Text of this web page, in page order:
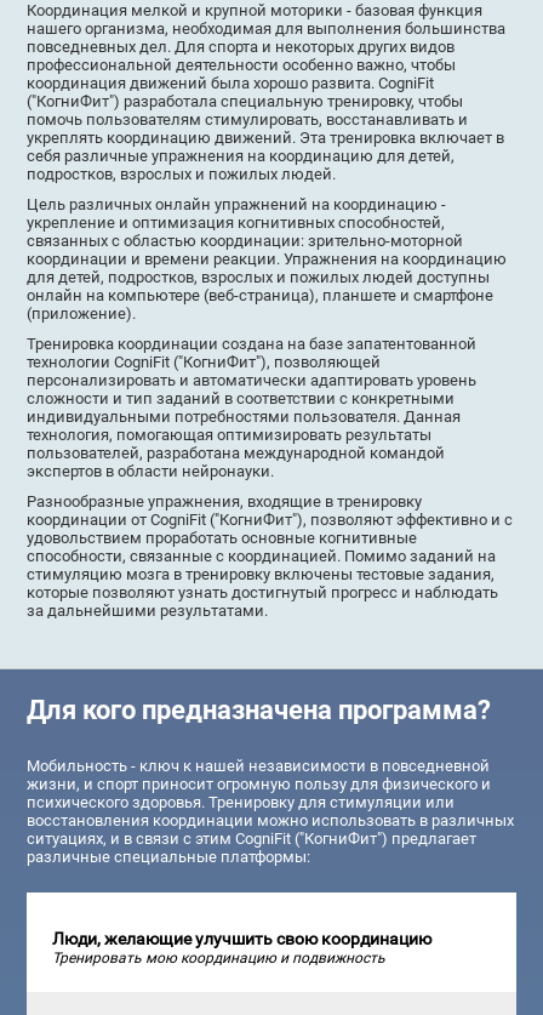
Координация мелкой и крупной моторики - базовая функция
нашего организма, необходимая для выполнения большинства
повседневных дел. Для спорта и некоторых других видов
профессиональной деятельности особенно важно, чтобы
координация движений была хорошо развита. CogniFit
("КогниФит") разработала специальную тренировку, чтобы
помочь пользователям стимулировать, восстанавливать и
укреплять координацию движений. Эта тренировка включает в
себя различные упражнения на координацию для детей,
подростков, взрослых и пожилых людей.
Цель различных онлайн упражнений на координацию -
укрепление и оптимизация когнитивных способностей,
связанных с областью координации: зрительно-моторной
координации и времени реакции. Упражнения на координацию
для детей, подростков, взрослых и пожилых людей доступны
онлайн на компьютере (веб-страница), планшете и смартфоне
(приложение).
Тренировка координации создана на базе запатентованной
технологии CogniFit ("КогниФит"), позволяющей
персонализировать и автоматически адаптировать уровень
сложности и тип заданий в соответствии с конкретными
индивидуальными потребностями пользователя. Данная
технология, помогающая оптимизировать результаты
пользователей, разработана международной командой
экспертов в области нейронауки.
Разнообразные упражнения, входящие в тренировку
координации от CogniFit ("КогниФит"), позволяют эффективно и с
удовольствием проработать основные когнитивные
способности, связанные с координацией. Помимо заданий на
стимуляцию мозга в тренировку включены тестовые задания,
которые позволяют узнать достигнутый прогресс и наблюдать
за дальнейшими результатами.
Для кого предназначена программа?
Мобильность - ключ к нашей независимости в повседневной
жизни, и спорт приносит огромную пользу для физического и
психического здоровья. Тренировку для стимуляции или
восстановления координации можно использовать в различных
ситуациях, и в связи с этим CogniFit ("КогниФит") предлагает
различные специальные платформы:
Люди, желающие улучшить свою координацию
Тренировать мою координацию и подвижность